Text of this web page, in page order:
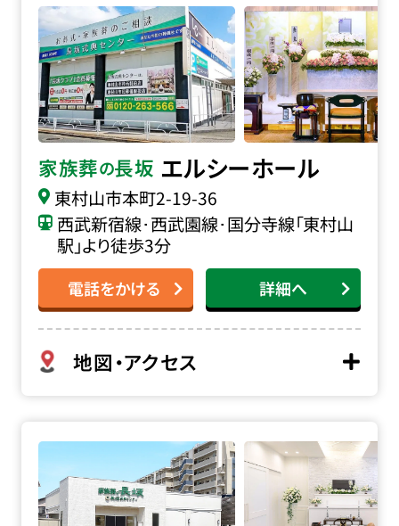
家族葬の長坂 エルシーホール
東村山市本町2-19-36
西武新宿線･西武園線･国分寺線「東村山
駅」より徒歩3分
電話をかける 詳細へ
地図・アクセス